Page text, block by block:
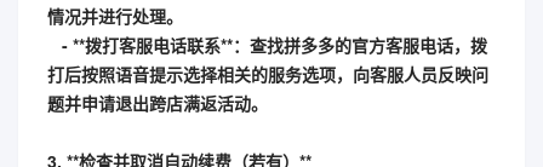
情况并进行处理。
- **拨打客服电话联系**：查找拼多多的官方客服电话，拨
打后按照语音提示选择相关的服务选项，向客服人员反映问
题并申请退出跨店满返活动。
3. **检查并取消自动续费（若有）**